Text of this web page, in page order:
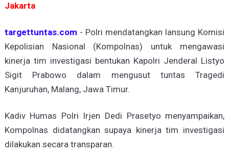
Jakarta
targettuntas.com - Polri mendatangkan lansung Komisi
Kepolisian Nasional (Kompolnas) untuk mengawasi
kinerja tim investigasi bentukan Kapolri Jenderal Listyo
Sigit Prabowo dalam mengusut tuntas Tragedi
Kanjuruhan, Malang, Jawa Timur.
Kadiv Humas Polri Irjen Dedi Prasetyo menyampaikan,
Kompolnas didatangkan supaya kinerja tim investigasi
dilakukan secara transparan.